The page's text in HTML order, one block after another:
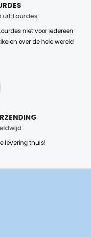
uit Lourdes
niet voor iedereen
over de hele wereld
levering thuis!